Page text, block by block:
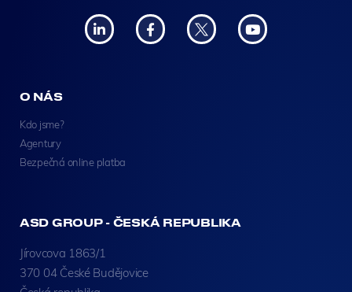
O NÁS
Kdo jsme?
Agentury
Bezpečná online platba
ASD GROUP - ČESKÁ REPUBLIKA
Jírovcova 1863/1
370 04 České Budějovice